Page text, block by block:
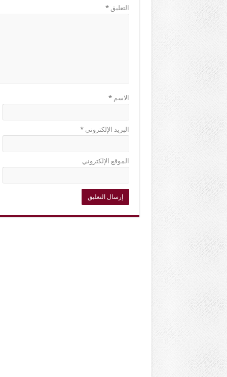
التعليق*
الاسم*
البريد الإلكتروني*
الموقع الإلكتروني